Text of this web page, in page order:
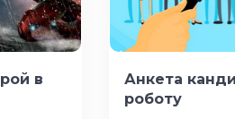
в
Анкета
роботу